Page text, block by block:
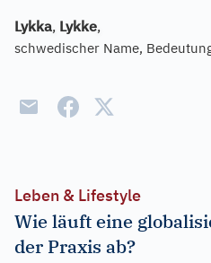
Lykka, Lykke,
schwedischer Name,
Leben & Lifestyle
Wie läuft eine
der Praxis ab?